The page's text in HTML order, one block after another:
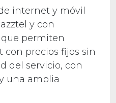
internet y móvil
y con
que permiten
precios fijos sin
del servicio, con
una amplia